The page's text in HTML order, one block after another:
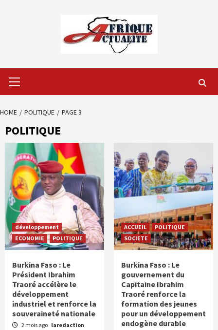
Menu
HOME POLITIQUE PAGE 3
POLITIQUE
développement
ECONOMIE
POLITIQUE
Burkina Faso : Le
Président Ibrahim
Traoré accélère le
développement
industriel et renforce la
souveraineté nationale
2 mois ago laredaction
ACCUEIL
POLITIQUE
SOCIETE
Burkina Faso : Le
gouvernement du
Capitaine Ibrahim
Traoré renforce la
formation des jeunes
pour un développement
endogène durable